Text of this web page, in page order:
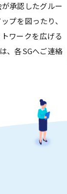
承認したグルー
プを図ったり、
ワークを広げる
、各SGへご連絡